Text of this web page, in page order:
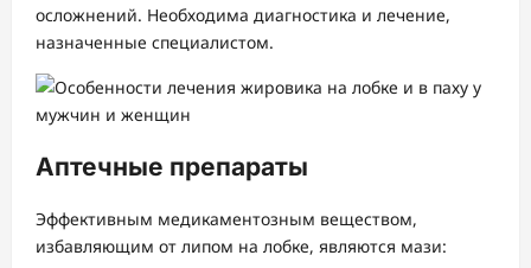
осложнений. Необходима диагностика и лечение,
назначенные специалистом.
Аптечные препараты
Эффективным медикаментозным веществом,
избавляющим от липом на лобке, являются мази: